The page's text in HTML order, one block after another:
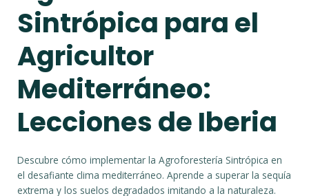
Sintrópica para el
Agricultor
Mediterráneo:
Lecciones de Iberia
Descubre cómo implementar la Agroforestería Sintrópica en
el desafiante clima mediterráneo. Aprende a superar la sequía
extrema y los suelos degradados imitando a la naturaleza.